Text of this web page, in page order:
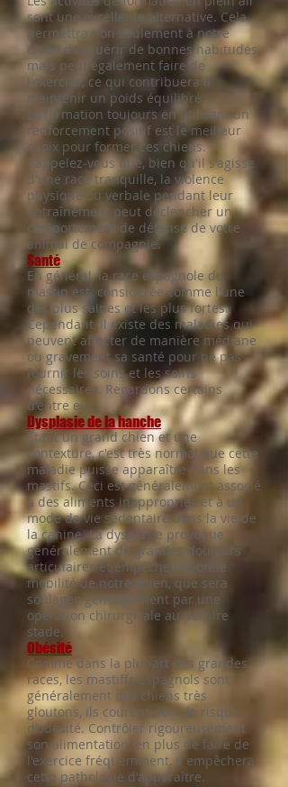
sont une excellente alternative. Cela
permettra non seulement à notre
chien d'acquérir de bonnes habitudes,
mais peut également faire de
l'exercice, ce qui contribuera à
maintenir un poids équilibré.
La formation toujours en utilisant un
renforcement positif est le meilleur
choix pour former ces chiens.
Rappelez-vous que, bien qu'il s'agisse
d'une race tranquille, la violence
physique ou verbale pendant leur
entraînement peut déclencher un
comportement de défense de votre
animal de compagnie.
Santé
En général, la race espagnole du
mastin est considérée comme l'une
des plus saines et les plus fortes.
Cependant, il existe des maladies qui
peuvent affecter de manière médiane
ou gravement sa santé pour ne pas
fournir les soins et les soins
nécessaires. Regardons certains
d'entre eux:
Dysplasie de la hanche
Étant un grand chien et une
contexture, c'est très normal que cette
maladie puisse apparaître dans les
mastifs. Ceci est généralement associé
à des aliments inappropriés et à un
mode de vie sédentaire dans la vie de
la canine. La dysplasie provoque
généralement de grandes douleurs
articulaires et empêche la bonne
mobilité de notre chien, que sera
soulagée généralement par une
opération chirurgicale au dernire
stade.
Obésité
Comme dans la plupart des grandes
races, les mastiffs espagnols sont
généralement des chiens très
gloutons, ils courent donc le risque
d'obésité. Contrôler rigoureusement
son alimentation, en plus de faire de
l'exercice fréquemment, il empêchera
cette pathologie d'apparaître.